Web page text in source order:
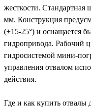
жесткости. Стандартная
мм. Конструкция
(±15-25°) и оснащается
гидропривода. Рабочий
гидросистемой мини-
управления отвалом
действия.
Где и как купить